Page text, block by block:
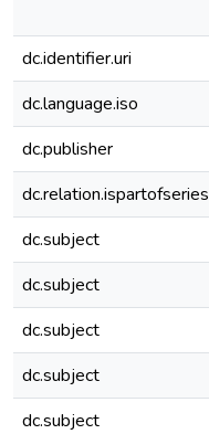
dc.identifier.uri
dc.language.iso
dc.publisher
dc.relation.ispartofseries
dc.subject
dc.subject
dc.subject
dc.subject
dc.subject